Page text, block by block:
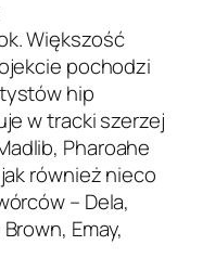
Większość
pochodzi
hip
w tracki szerzej
Pharoahe
również nieco
– Dela,
Emay,